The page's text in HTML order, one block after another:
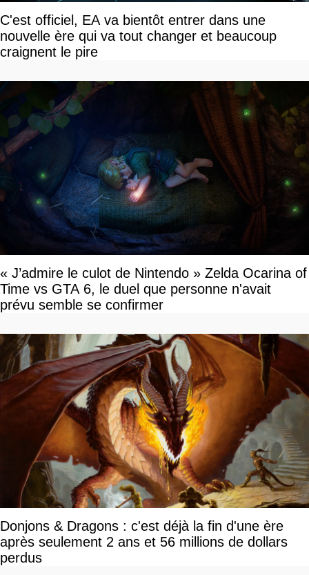
C'est officiel, EA va bientôt entrer dans une
nouvelle ère qui va tout changer et beaucoup
craignent le pire
« J’admire le culot de Nintendo » Zelda Ocarina of
Time vs GTA 6, le duel que personne n'avait
prévu semble se confirmer
Donjons & Dragons : c'est déjà la fin d'une ère
après seulement 2 ans et 56 millions de dollars
perdus